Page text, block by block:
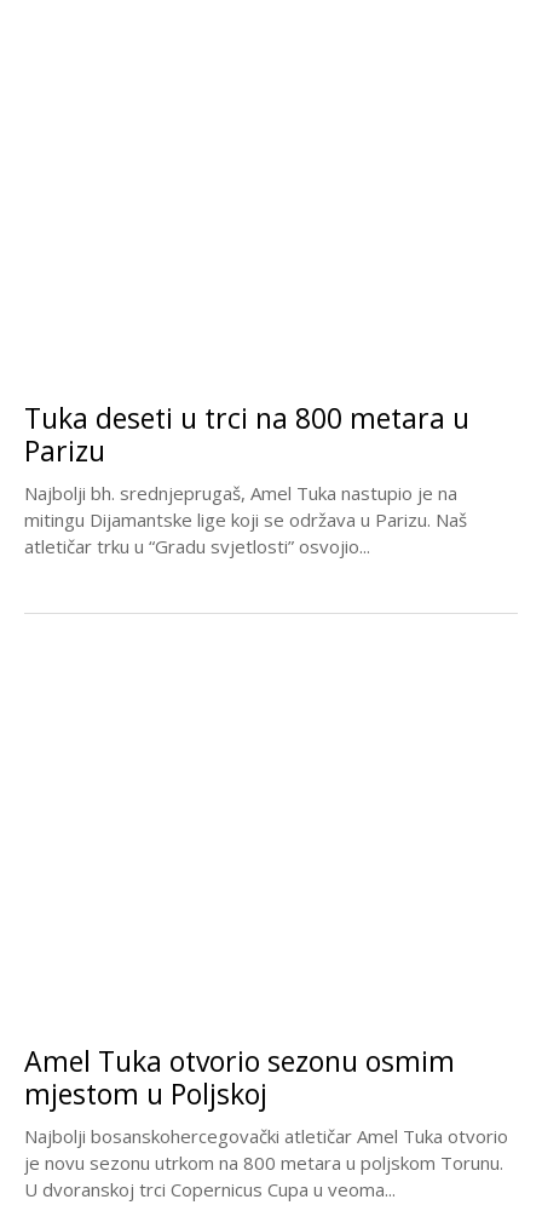
Tuka deseti u trci na 800 metara u
Parizu
Najbolji bh. srednjeprugaš, Amel Tuka nastupio je na
mitingu Dijamantske lige koji se održava u Parizu. Naš
atletičar trku u “Gradu svjetlosti” osvojio...
Amel Tuka otvorio sezonu osmim
mjestom u Poljskoj
Najbolji bosanskohercegovački atletičar Amel Tuka otvorio
je novu sezonu utrkom na 800 metara u poljskom Torunu.
U dvoranskoj trci Copernicus Cupa u veoma...